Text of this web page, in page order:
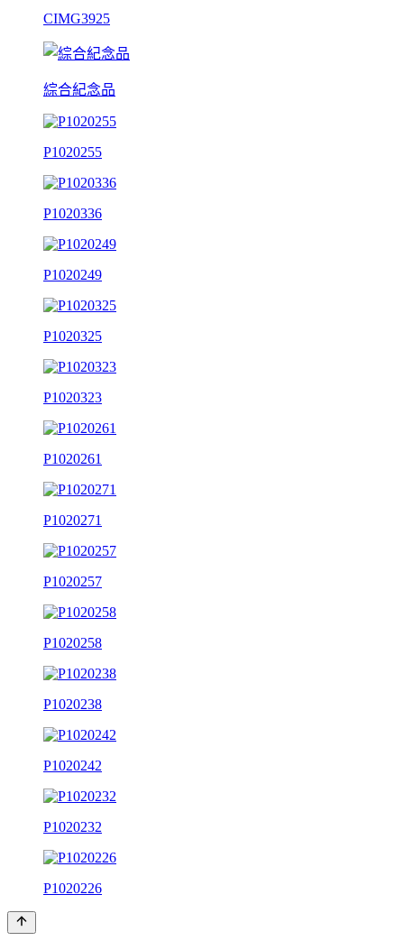
CIMG3925
綜合紀念品
P1020255
P1020336
P1020249
P1020325
P1020323
P1020261
P1020271
P1020257
P1020258
P1020238
P1020242
P1020232
P1020226